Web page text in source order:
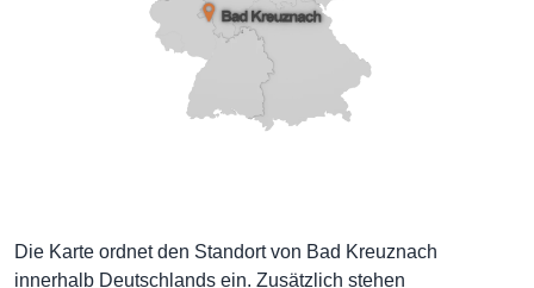
Die Karte ordnet den Standort von Bad Kreuznach
innerhalb Deutschlands ein. Zusätzlich stehen